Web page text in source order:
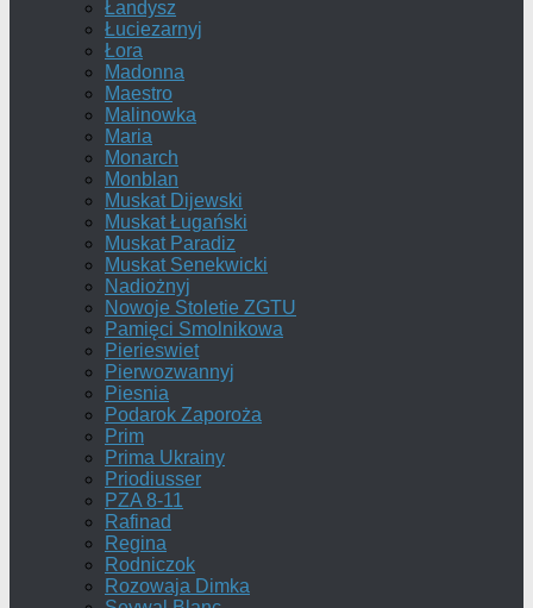
Łandysz
Łuciezarnyj
Łora
Madonna
Maestro
Malinowka
Maria
Monarch
Monblan
Muskat Dijewski
Muskat Ługański
Muskat Paradiz
Muskat Senekwicki
Nadiożnyj
Nowoje Stoletie ZGTU
Pamięci Smolnikowa
Pierieswiet
Pierwozwannyj
Piesnia
Podarok Zaporoża
Prim
Prima Ukrainy
Priodiusser
PZA 8-11
Rafinad
Regina
Rodniczok
Rozowaja Dimka